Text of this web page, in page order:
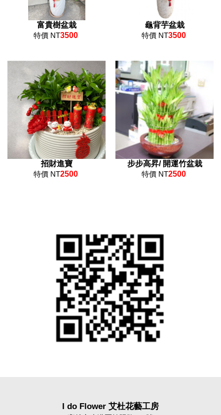
富貴樹盆栽
特價 NT3500
龜背芋盆栽
特價 NT3500
招財進寶
特價 NT2500
步步高昇/ 開運竹盆栽
特價 NT2500
I do Flower 艾杜花藝工房